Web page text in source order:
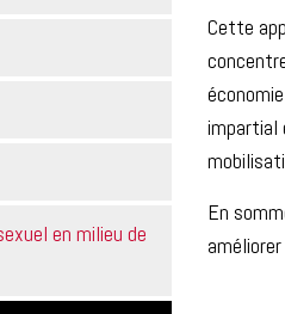
en milieu de
Cette
impartial
En